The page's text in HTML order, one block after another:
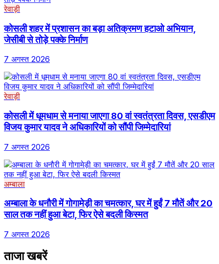
रेवाड़ी
कोसली शहर में प्रशासन का बड़ा अतिक्रमण हटाओ अभियान,
जेसीबी से तोड़े पक्के निर्माण
7 अगस्त 2026
रेवाड़ी
कोसली में धूमधाम से मनाया जाएगा 80 वां स्वतंत्रता दिवस, एसडीएम
विजय कुमार यादव ने अधिकारियों को सौंपी जिम्मेदारियां
7 अगस्त 2026
अम्बाला
अम्बाला के धनौरी में गोगामेड़ी का चमत्कार, घर में हुईं 7 मौतें और 20
साल तक नहीं हुआ बेटा, फिर ऐसे बदली किस्मत
7 अगस्त 2026
ताजा खबरें